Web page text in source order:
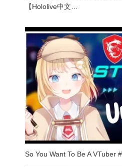
【Hololive中文…
So You Want To Be A VTuber